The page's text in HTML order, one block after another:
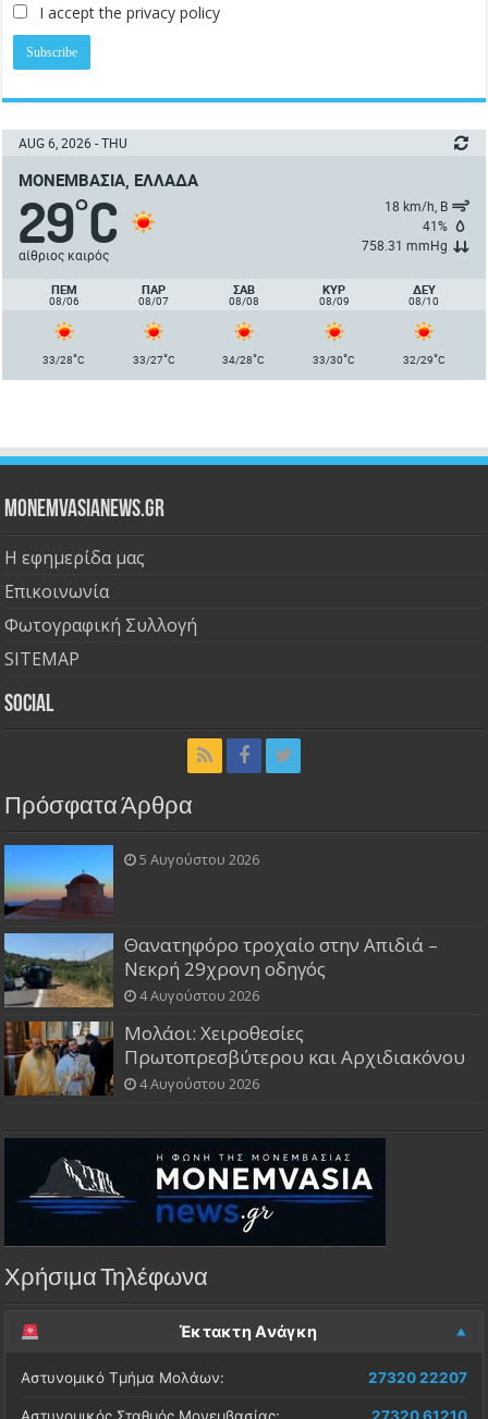
I accept the privacy policy
AUG 6, 2026 - THU
ΜΟΝΕΜΒΑΣΙΆ, ΕΛΛΆΔΑ
29°C
αίθριος καιρός
18 km/h, Β
41%
758.31 mmHg
ΠΈΜ
08/06
ΠΑΡ
08/07
ΣΑΒ
08/08
ΚΥΡ
08/09
ΔΕΥ
08/10
33/28°C 33/27°C 34/28°C 33/30°C 32/29°C
Monemvasianews.gr
Η εφημερίδα μας
Επικοινωνία
Φωτογραφική Συλλογή
SITEMAP
Social
Πρόσφατα Άρθρα
5 Αυγούστου 2026
Θανατηφόρο τροχαίο στην Απιδιά –
Νεκρή 29χρονη οδηγός
4 Αυγούστου 2026
Μολάοι: Χειροθεσίες
Πρωτοπρεσβύτερου και Αρχιδιακόνου
4 Αυγούστου 2026
Χρήσιμα Τηλέφωνα
Έκτακτη Ανάγκη
Αστυνομικό Τμήμα Μολάων: 27320 22207